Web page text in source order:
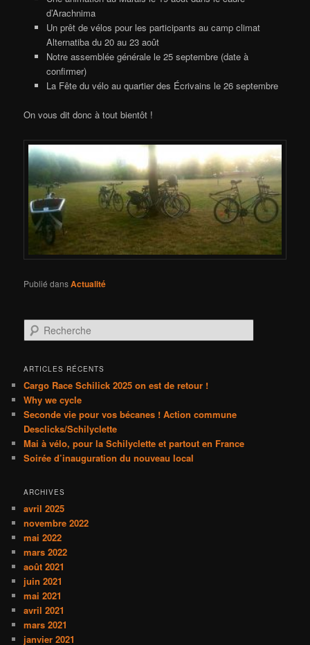
d’Arachnima
Un prêt de vélos pour les participants au camp climat
Alternatiba du 20 au 23 août
Notre assemblée générale le 25 septembre (date à
confirmer)
La Fête du vélo au quartier des Écrivains le 26 septembre
On vous dit donc à tout bientôt !
Publié dansActualité
e
h
r
c
h
e
ARTICLES RÉCENTS
Cargo Race Schilick 2025 on est de retour !
Why we cycle
Seconde vie pour vos bécanes ! Action commune
Desclicks/Schilyclette
Mai à vélo, pour la Schilyclette et partout en France
Soirée d’inauguration du nouveau local
ARCHIVES
avril 2025
novembre 2022
mai 2022
mars 2022
août 2021
juin 2021
mai 2021
avril 2021
mars 2021
janvier 2021